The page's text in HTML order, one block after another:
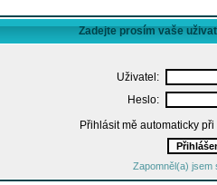
Zadejte prosím vaše
Uživatel:
Heslo:
Přihlásit mě automaticky
Zapomněl(a) jsem